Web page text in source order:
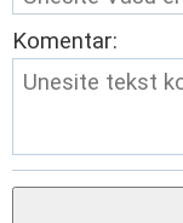
Komentar: